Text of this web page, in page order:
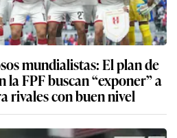
mundialistas: El plan de
la FPF buscan “exponer” a
rivales con buen nivel